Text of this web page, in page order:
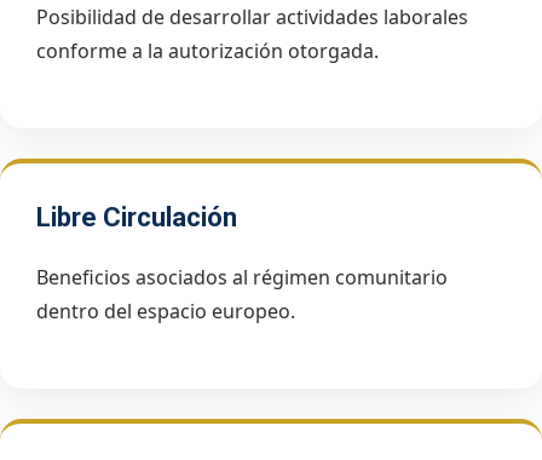
Posibilidad de desarrollar actividades laborales
conforme a la autorización otorgada.
Libre Circulación
Beneficios asociados al régimen comunitario
dentro del espacio europeo.